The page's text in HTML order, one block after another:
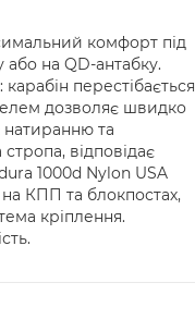
комфорт під
на QD-антабку.
перестібається
дозволяє швидко
натиранню та
відповідає
1000d Nylon USA
КПП та блокпостах,
кріплення.